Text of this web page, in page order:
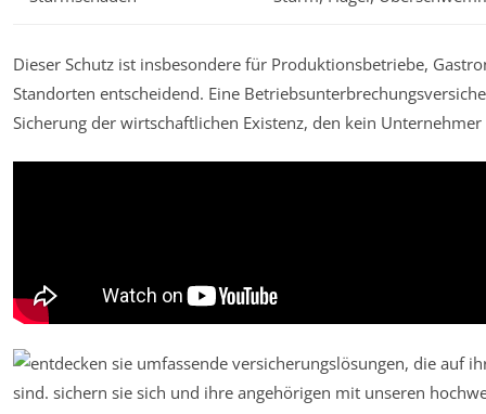
Dieser Schutz ist insbesondere für Produktionsbetriebe,
Standorten entscheidend. Eine
Sicherung der wirtschaftlichen Existenz, den kein